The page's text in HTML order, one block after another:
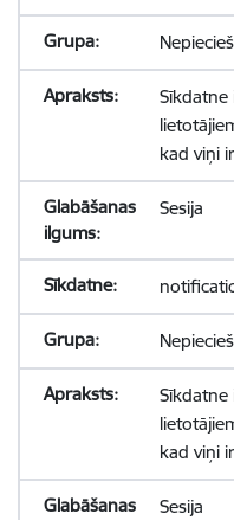
Sīkdatne
kad viņi
Sesija
Sīkdatne
kad viņi
Sesija